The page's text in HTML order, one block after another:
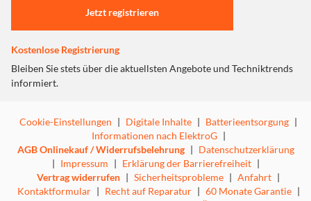
Jetzt registrieren
Kostenlose Registrierung
Bleiben Sie stets über die aktuellsten Angebote und Techniktrends
informiert.
Cookie-Einstellungen | Digitale Inhalte | Batterieentsorgung |
Informationen nach ElektroG |
AGB Onlinekauf / Widerrufsbelehrung | Datenschutzerklärung
| Impressum | Erklärung der Barrierefreiheit |
Vertrag widerrufen | Sicherheitsprobleme | Anfahrt |
Kontaktformular | Recht auf Reparatur | 60 Monate Garantie |